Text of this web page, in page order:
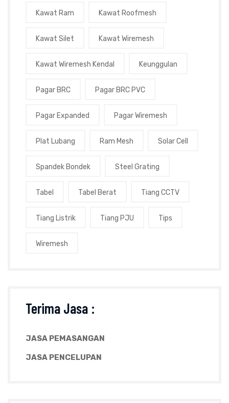
Kawat Ram Kawat Roofmesh
Kawat Silet Kawat Wiremesh
Kawat Wiremesh Kendal Keunggulan
Pagar BRC Pagar BRC PVC
Pagar Expanded Pagar Wiremesh
Plat Lubang Ram Mesh Solar Cell
Spandek Bondek Steel Grating
Tabel Tabel Berat Tiang CCTV
Tiang Listrik Tiang PJU Tips
Wiremesh
Terima Jasa :
JASA PEMASANGAN
JASA PENCELUPAN